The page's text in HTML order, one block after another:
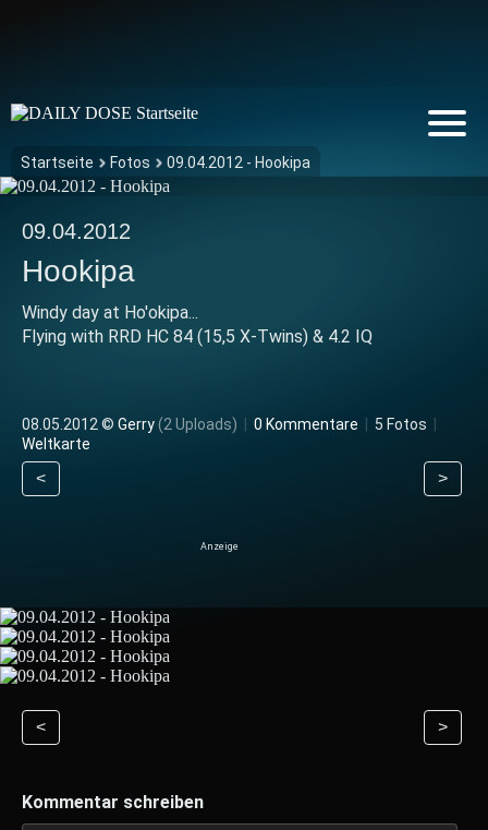
Startseite Fotos 09.04.2012 - Hookipa
09.04.2012
Hookipa
Windy day at Ho'okipa...
Flying with RRD HC 84 (15,5 X-Twins) & 4.2 IQ
08.05.2012 © Gerry(2 Uploads) 0 Kommentare 5 Fotos
Weltkarte
< >
< >
Kommentar schreiben